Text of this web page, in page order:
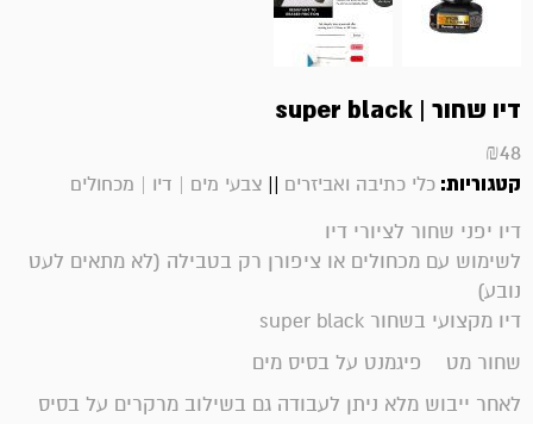
דיו שחור | super black
₪48
קטגוריות: כלי כתיבה ואביזרים || צבעי מים | דיו | מכחולים
דיו יפני שחור לציורי דיו
לשימוש עם מכחולים או ציפורן רק בטבילה (לא מתאים לעט
נובע)
דיו מקצועי בשחור super black
שחור מט פיגמנט על בסיס מים
לאחר ייבוש מלא ניתן לעבודה גם בשילוב מרקרים על בסיס